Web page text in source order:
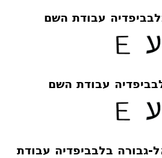
עבודת השם
עבודת השם
גבורה בלבביפדיה עבודת